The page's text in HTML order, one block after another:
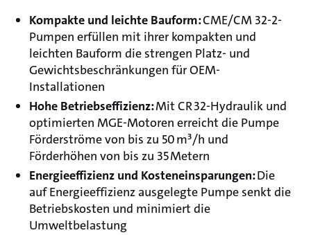
Kompakte und leichte Bauform:CME/CM 32-2-
Pumpen erfüllen mit ihrer kompakten und
leichten Bauform die strengen Platz- und
Gewichtsbeschränkungen für OEM-
Installationen
Hohe Betriebseffizienz:Mit CR 32-Hydraulik und
optimierten MGE-Motoren erreicht die Pumpe
Förderströme von bis zu 50 m³/h und
Förderhöhen von bis zu 35 Metern
Energieeffizienz und Kosteneinsparungen:Die
auf Energieeffizienz ausgelegte Pumpe senkt die
Betriebskosten und minimiert die
Umweltbelastung